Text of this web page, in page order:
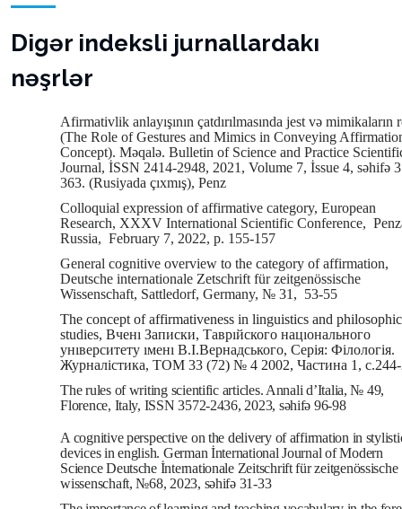
Digər indeksli jurnallardakı
nəşrlər
Afirmativlik anlayışının çatdırılmasında jest və mimikaların
(The Role of Gestures and Mimics in Conveying
Concept). Məqalə. Bulletin of Science and Practice
Journal, İSSN 2414-2948, 2021, Volume 7, İssue 4, səhifə
363. (Rusiyada çıxmış), Penz
Colloquial expression of affirmative category, European
Research, XXXV International Scientific Conference,
Russia, February 7, 2022, p. 155-157
General cognitive overview to the category of affirmation,
Deutsche internationale Zetschrift für zeitgenössische
Wissenschaft, Sattledorf, Germany, № 31, 53-55
The concept of affirmativeness in linguistics and
studies, Вченı Записки, Таврıйского нацıонального
унıверситету ıменı В.I.Вернадського, Серiя: Фiлологiя.
Журналicтика, ТОМ 33 (72) № 4 2002, Частина 1,
The rules of writing scientific articles. Annali d’Italia, № 49,
Florence, Italy, ISSN 3572-2436, 2023, səhifə 96-98
A cognitive perspective on the delivery of affirmation in
devices in english. German İnternational Journal of Modern
Science Deutsche İnternationale Zeitschrift für zeitgenössische
wissenschaft, №68, 2023, səhifə 31-33